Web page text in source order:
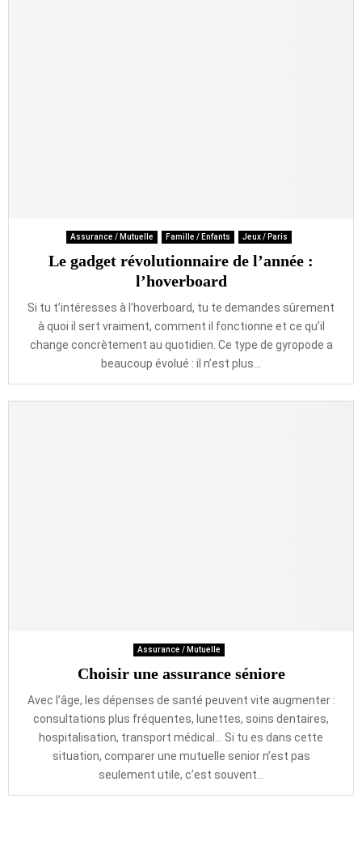
Assurance / Mutuelle Famille / Enfants Jeux / Paris
Le gadget révolutionnaire de l’année :
l’hoverboard
Si tu t’intéresses à l’hoverboard, tu te demandes sûrement
à quoi il sert vraiment, comment il fonctionne et ce qu’il
change concrètement au quotidien. Ce type de gyropode a
beaucoup évolué : il n’est plus...
Assurance / Mutuelle
Choisir une assurance séniore
Avec l’âge, les dépenses de santé peuvent vite augmenter :
consultations plus fréquentes, lunettes, soins dentaires,
hospitalisation, transport médical… Si tu es dans cette
situation, comparer une mutuelle senior n’est pas
seulement utile, c’est souvent...